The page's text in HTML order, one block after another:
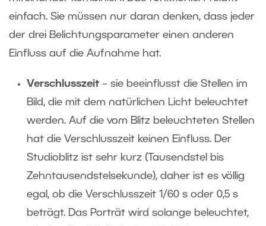
einfach. Sie müssen nur daran denken, dass jeder
der drei Belichtungsparameter einen anderen
Einfluss auf die Aufnahme hat.
Verschlusszeit – sie beeinflusst die Stellen im
Bild, die mit dem natürlichen Licht beleuchtet
werden. Auf die vom Blitz beleuchteten Stellen
hat die Verschlusszeit keinen Einfluss. Der
Studioblitz ist sehr kurz (Tausendstel bis
Zehntausendstelsekunde), daher ist es völlig
egal, ob die Verschlusszeit 1/60 s oder 0,5 s
beträgt. Das Porträt wird solange beleuchtet,